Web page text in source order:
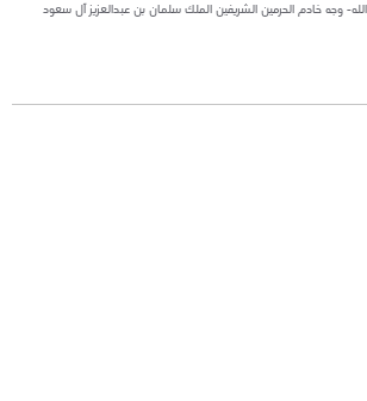
وجه خادم الحرمين الشريفين الملك سلمان بن عبدالعزيز آل سعود